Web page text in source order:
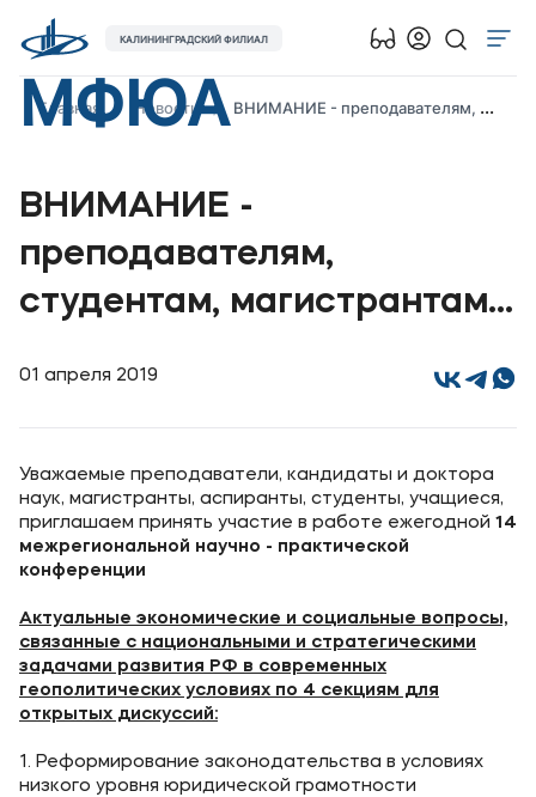
МФЮА
КАЛИНИНГРАДСКИЙ ФИЛИАЛ
Об университете
Абитуриенту
Наука
Карьера
Уровни образования
Среднее профессиональное образование
Высшее образование
Дополнительное профессиональное образование
Медиа
Главная Новости ВНИМАНИЕ - преподавателям, студентам, магистрантам...
ВНИМАНИЕ -
преподавателям,
студентам, магистрантам...
01 апреля 2019
Уважаемые преподаватели, кандидаты и доктора
наук, магистранты, аспиранты, студенты, учащиеся,
приглашаем принять участие в работе ежегодной 14
межрегиональной научно - практической
конференции
Актуальные экономические и социальные вопросы,
связанные с национальными и стратегическими
задачами развития РФ в современных
геополитических условиях по 4 секциям для
открытых дискуссий:
1. Реформирование законодательства в условиях
низкого уровня юридической грамотности